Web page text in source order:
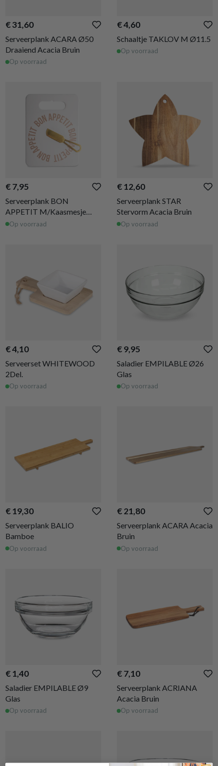
€ 31,60
Serveerplank ACARA Ø50
Draaiend Acacia Bruin
Op voorraad
€ 4,60
Schaaltje TAKLOV M Ø11.5
Op voorraad
€ 7,95
Serveerplank BON
APPETIT M/Kaasmesje
Wit/Goud
Op voorraad
€ 12,60
Serveerplank STAR
Stervorm Acacia Bruin
Op voorraad
€ 4,10
Serveerset WHITEWOOD
2Del.
Op voorraad
€ 9,95
Saladier EMPILABLE Ø26
Glas
Op voorraad
€ 19,30
Serveerplank BALIO
Bamboe
Op voorraad
€ 21,80
Serveerplank ACARA Acacia
Bruin
Op voorraad
€ 1,40
Saladier EMPILABLE Ø9
Glas
Op voorraad
€ 7,10
Serveerplank ACRIANA
Acacia Bruin
Op voorraad